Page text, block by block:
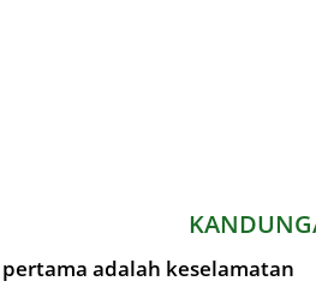
adalah keselamatan